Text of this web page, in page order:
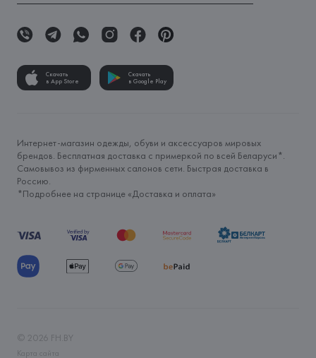
Скачать
в App Store
Скачать
в Google Play
Интернет-магазин одежды, обуви и аксессуаров мировых
брендов. Бесплатная доставка с примеркой по всей Беларуси*.
Самовывоз из фирменных салонов сети. Быстрая доставка в
Россию.
*Подробнее на странице «Доставка и оплата»
© 2026 FH.BY
Карта сайта